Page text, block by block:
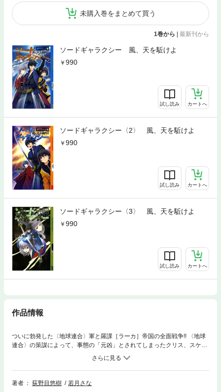
未購入巻をまとめて買う
1巻から | 最新刊から
ソードギャラクシー 風、天を駈けよ
990
試し読み カートへ
ソードギャラクシー〈2〉 風、天を駈けよ
990
試し読み カートへ
ソードギャラクシー〈3〉 風、天を駈けよ
990
試し読み カートへ
作品情報
ついに勃発した〈地球連合〉軍と羅課［ラーカ］帝国の全面戦争!! 〈地球
連合〉の策謀によって、事態の「元凶」とされてしまったクリス、スケ
ザ、アリエルら白百合傭兵隊は、それぞれの故郷への思いを胸に、戦争の
終結を目指して戦いの渦へと突き進んでいく……。宇宙［てん］を舞台
に、刀一本でサムライが駈け回る痛快スペースチャンバラ活劇、堂々の完
結！
著者 荻野目悠樹
若月さな